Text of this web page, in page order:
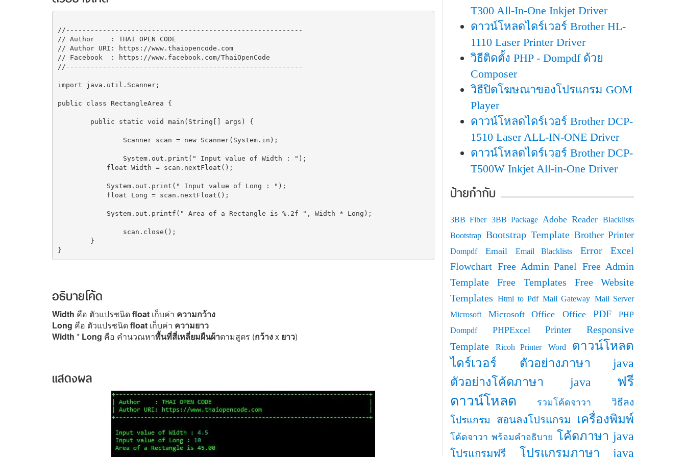
//----------------------------------------------------------
// Author    : THAI OPEN CODE
// Author URI: https://www.thaiopencode.com
// Facebook  : https://www.facebook.com/ThaiOpenCode
//----------------------------------------------------------
import java.util.Scanner;
public class RectangleArea {
อธิบายโค้ด
Width คือ ตัวแปรชนิดfloat เก็บค่า ความกว้าง
Long คือ ตัวแปรชนิดfloat เก็บค่า ความยาว
Width * Long คือ คำนวณหาพื้นที่สี่เหลี่ยมผืนผ้าตามสูตร (กว้างx ยาว)
แสดงผล
T300 All-In-One Inkjet Driver
ดาวน์โหลดไดร์เวอร์ Brother HL-
1110 Laser Printer Driver
วิธีติดตั้ง PHP - Dompdf ด้วย
Composer
วิธีปิดโฆษณาของโปรแกรม GOM
Player
ดาวน์โหลดไดร์เวอร์ Brother DCP-
1510 Laser ALL-IN-ONE Driver
ดาวน์โหลดไดร์เวอร์ Brother DCP-
T500W Inkjet All-in-One Driver
ป้ายกำกับ
3BB Fiber 3BB Package Adobe Reader Blacklists
Bootstrap Bootstrap Template Brother Printer
Dompdf Email Email Blacklists Error
Excel
Flowchart Free Admin Panel
Free Admin
Template
Free Templates
Free Website
Templates Html to Pdf Mail Gateway Mail Server
Microsoft
Microsoft Office Office PDF
PHP
Dompdf
PHPExcel Printer
Responsive
Template
Ricoh Printer Word
ดาวน์โหลด
ไดร์เวอร์
ตัวอย่างภาษา java
ตัวอย่างโค้ดภาษา java
ฟรี
ดาวน์โหลด
รวมโค้ดจาวา
วิธีลง
โปรแกรม
สอนลงโปรแกรม เครื่องพิมพ์
โค้ดจาวา พร้อมคำอธิบาย โค้ดภาษา java
โปรแกรมฟรี โปรแกรมภาษา java